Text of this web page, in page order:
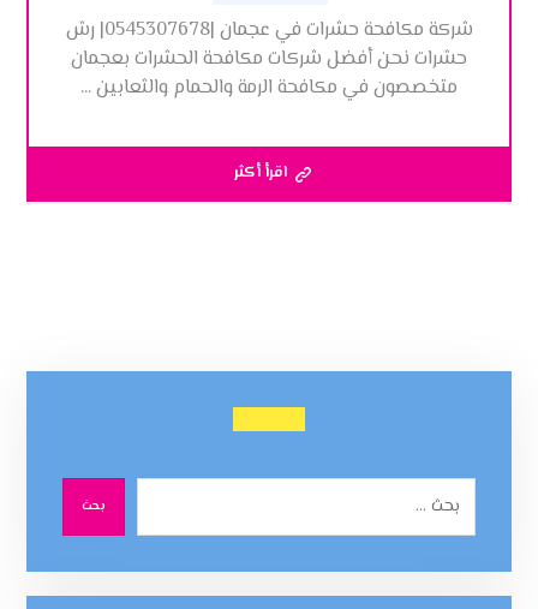
شركة مكافحة حشرات في عجمان |0545307678| رش
حشرات نحن أفضل شركات مكافحة الحشرات بعجمان
متخصصون في مكافحة الرمة والحمام والثعابين ...
اقرأ أكثر
بحث